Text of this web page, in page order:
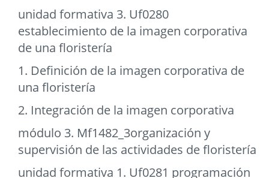
unidad formativa 3. Uf0280
establecimiento de la imagen corporativa
de una floristería
1. Definición de la imagen corporativa de
una floristería
2. Integración de la imagen corporativa
módulo 3. Mf1482_3organización y
supervisión de las actividades de floristería
unidad formativa 1. Uf0281 programación